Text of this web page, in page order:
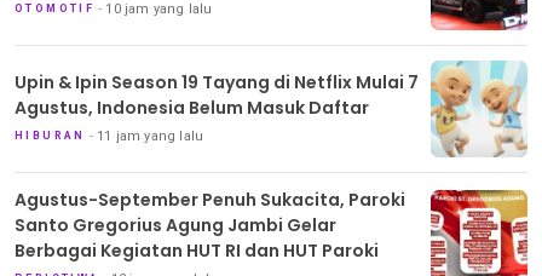
OTOMOTIF 10 jam yang lalu
Upin & Ipin Season 19 Tayang di Netflix Mulai 7
Agustus, Indonesia Belum Masuk Daftar
HIBURAN 11 jam yang lalu
Agustus-September Penuh Sukacita, Paroki
Santo Gregorius Agung Jambi Gelar
Berbagai Kegiatan HUT RI dan HUT Paroki